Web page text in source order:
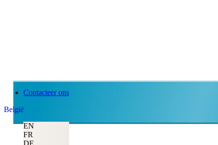
Contacteer ons
België
EN
FR